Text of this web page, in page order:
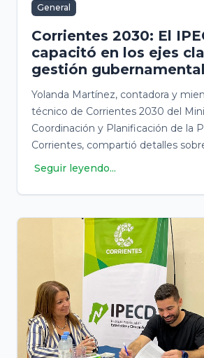
General
Corrientes 2030: El
capacitó en los ejes
gestión gubernamental
Yolanda Martínez, contadora y
técnico de Corrientes 2030 del
Coordinación y Planificación de la
Corrientes, compartió detalles
realizada para el personal del
Seguir leyendo...